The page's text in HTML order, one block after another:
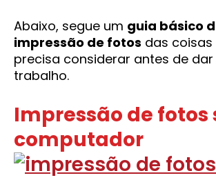
Abaixo, segue um guia básico
impressão de fotos das
precisa considerar antes de
trabalho.
Impressão de fotos
computador